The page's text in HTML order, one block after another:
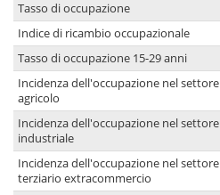
Tasso di occupazione
Indice di ricambio occupazionale
Tasso di occupazione 15-29 anni
Incidenza dell'occupazione nel settore
agricolo
Incidenza dell'occupazione nel settore
industriale
Incidenza dell'occupazione nel settore
terziario extracommercio